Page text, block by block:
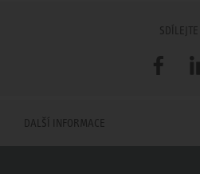
SDÍLEJTE
Facebook
DALŠÍ INFORMACE